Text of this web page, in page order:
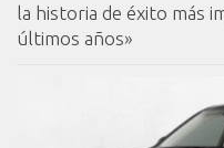
la historia de éxito más
últimos años»